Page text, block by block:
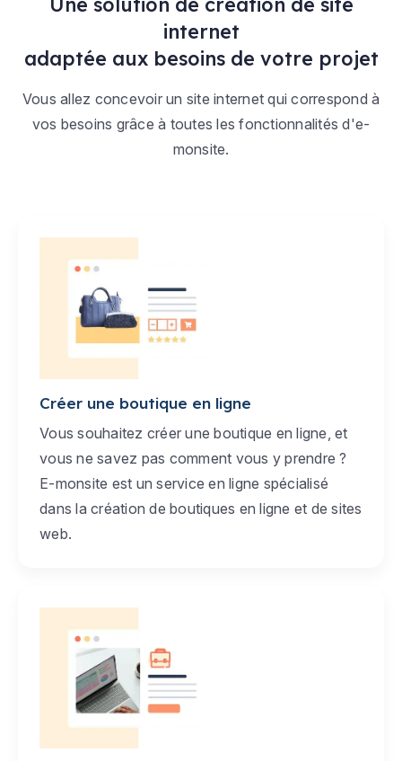
internet
adaptée aux besoins de votre projet
Vous allez concevoir un site internet qui correspond à
vos besoins grâce à toutes les fonctionnalités d'e-
monsite.
Créer une boutique en ligne
Vous souhaitez créer une boutique en ligne, et
vous ne savez pas comment vous y prendre ?
E-monsite est un service en ligne spécialisé
dans la création de boutiques en ligne et de sites
web.